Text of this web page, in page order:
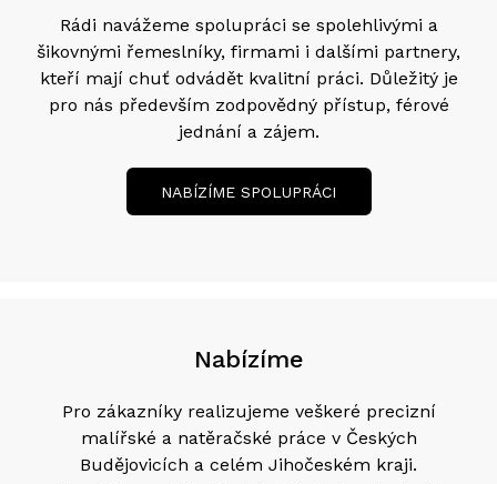
Rádi navážeme spolupráci se spolehlivými a
šikovnými řemeslníky, firmami i dalšími partnery,
kteří mají chuť odvádět kvalitní práci. Důležitý je
pro nás především zodpovědný přístup, férové
jednání a zájem.
NABÍZÍME SPOLUPRÁCI
Nabízíme
Pro zákazníky realizujeme veškeré precizní
malířské a natěračské práce v Českých
Budějovicích a celém Jihočeském kraji.